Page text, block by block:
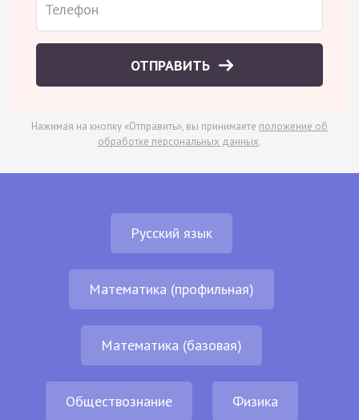
ОТПРАВИТЬ
Нажимая на кнопку «Отправить», вы принимаете положение об
обработке персональных данных.
Русский язык
Математика (профильная)
Математика (базовая)
Обществознание Физика